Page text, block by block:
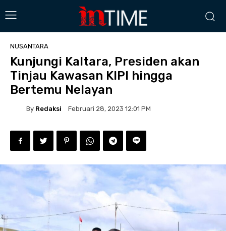
NUSANTARA
Kunjungi Kaltara, Presiden akan
Tinjau Kawasan KIPI hingga
Bertemu Nelayan
By Redaksi Februari 28, 2023 12:01 PM